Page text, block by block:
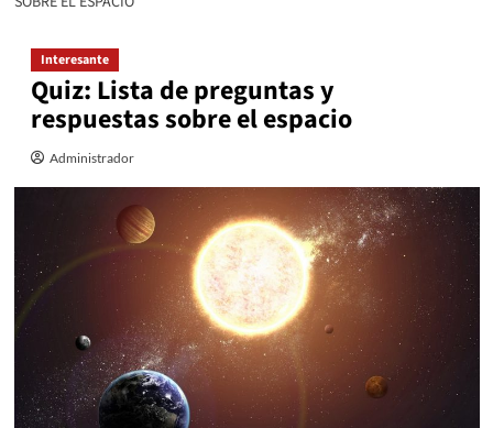
Interesante
Quiz: Lista de preguntas y
respuestas sobre el espacio
Administrador